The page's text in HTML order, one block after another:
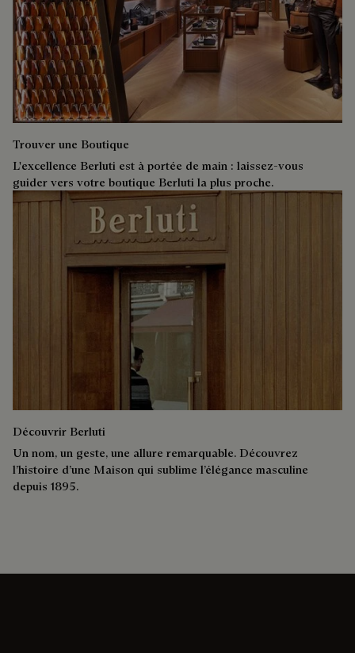
Trouver une Boutique
L'excellence Berluti est à portée de main : laissez-vous
guider vers votre boutique Berluti la plus proche.
Découvrir Berluti
Un nom, un geste, une allure remarquable. Découvrez
l’histoire d’une Maison qui sublime l’élégance masculine
depuis 1895.